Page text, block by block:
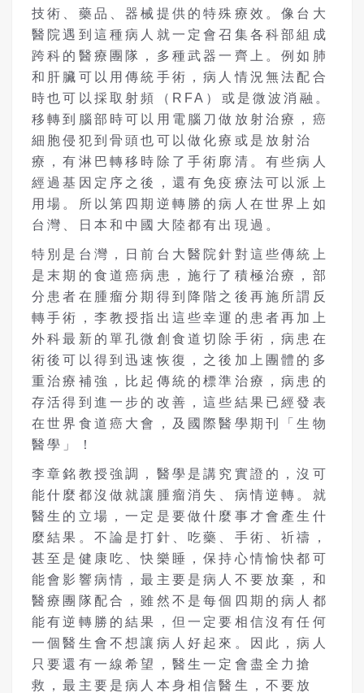
技術、藥品、器械提供的特殊療效。像台大
醫院遇到這種病人就一定會召集各科部組成
跨科的醫療團隊，多種武器一齊上。例如肺
和肝臟可以用傳統手術，病人情況無法配合
時也可以採取射頻（RFA）或是微波消融。
移轉到腦部時可以用電腦刀做放射治療，癌
細胞侵犯到骨頭也可以做化療或是放射治
療，有淋巴轉移時除了手術廓清。有些病人
經過基因定序之後，還有免疫療法可以派上
用場。所以第四期逆轉勝的病人在世界上如
台灣、日本和中國大陸都有出現過。
特別是台灣，日前台大醫院針對這些傳統上
是末期的食道癌病患，施行了積極治療，部
分患者在腫瘤分期得到降階之後再施所謂反
轉手術，李教授指出這些幸運的患者再加上
外科最新的單孔微創食道切除手術，病患在
術後可以得到迅速恢復，之後加上團體的多
重治療補強，比起傳統的標準治療，病患的
存活得到進一步的改善，這些結果已經發表
在世界食道癌大會，及國際醫學期刊「生物
醫學」！
李章銘教授強調，醫學是講究實證的，沒可
能什麼都沒做就讓腫瘤消失、病情逆轉。就
醫生的立場，一定是要做什麼事才會產生什
麼結果。不論是打針、吃藥、手術、祈禱，
甚至是健康吃、快樂睡，保持心情愉快都可
能會影響病情，最主要是病人不要放棄，和
醫療團隊配合，雖然不是每個四期的病人都
能有逆轉勝的結果，但一定要相信沒有任何
一個醫生會不想讓病人好起來。因此，病人
只要還有一線希望，醫生一定會盡全力搶
救，最主要是病人本身相信醫生，不要放